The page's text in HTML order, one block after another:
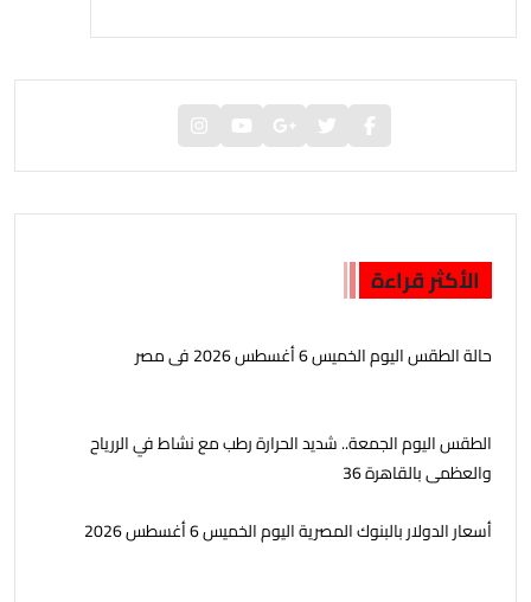
الأكثر قراءة
حالة الطقس اليوم الخميس 6 أغسطس 2026 فى مصر
الطقس اليوم الجمعة.. شديد الحرارة رطب مع نشاط في الررياح
والعظمى بالقاهرة 36
أسعار الدولار بالبنوك المصرية اليوم الخميس 6 أغسطس 2026